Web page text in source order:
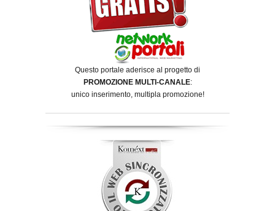
Questo portale aderisce al progetto di
PROMOZIONE MULTI-CANALE:
unico inserimento, multipla promozione!